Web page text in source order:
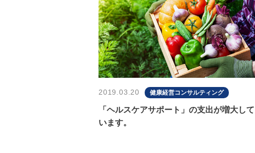
2019.03.20 健康経営コンサルティング
「ヘルスケアサポート」の支出が増大して
います。